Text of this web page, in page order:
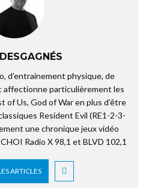
d’entrainement physique, de
affectionne particulièrement les
of Us, God of War en plus d’être
Resident Evil (RE1-2-3-
une chronique jeux vidéo
Radio X 98,1 et BLVD 102,1
ARTICLES